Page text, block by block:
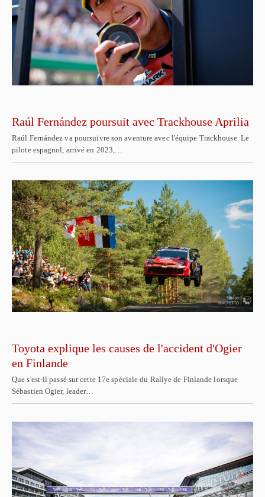
Raúl Fernández poursuit avec Trackhouse Aprilia
Raúl Fernández va poursuivre son aventure avec l'équipe Trackhouse. Le
pilote espagnol, arrivé en 2023,…
Toyota explique les causes de l'accident d'Ogier
en Finlande
Que s'est-il passé sur cette 17e spéciale du Rallye de Finlande lorsque
Sébastien Ogier, leader…